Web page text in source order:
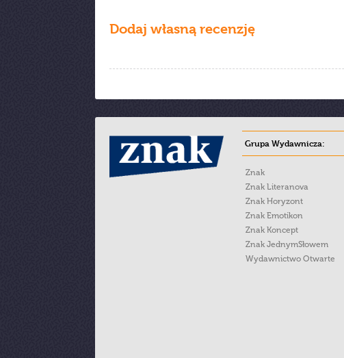
Dodaj własną recenzję
Grupa Wydawnicza:
Znak
Znak Literanova
Znak Horyzont
Znak Emotikon
Znak Koncept
Znak JednymSłowem
Wydawnictwo Otwarte